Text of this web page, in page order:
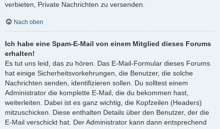
verbieten, Private Nachrichten zu versenden.
Nach oben
Ich habe eine Spam-E-Mail von einem Mitglied dieses Forums
erhalten!
Es tut uns leid, das zu hören. Das E-Mail-Formular dieses Forums
hat einige Sicherheitsvorkehrungen, die Benutzer, die solche
Nachrichten senden, identifizieren sollen. Du solltest einem
Administrator die komplette E-Mail, die du bekommen hast,
weiterleiten. Dabei ist es ganz wichtig, die Kopfzeilen (Headers)
mitzuschicken. Diese enthalten Details über den Benutzer, der die
E-Mail verschickt hat. Der Administrator kann dann entsprechend